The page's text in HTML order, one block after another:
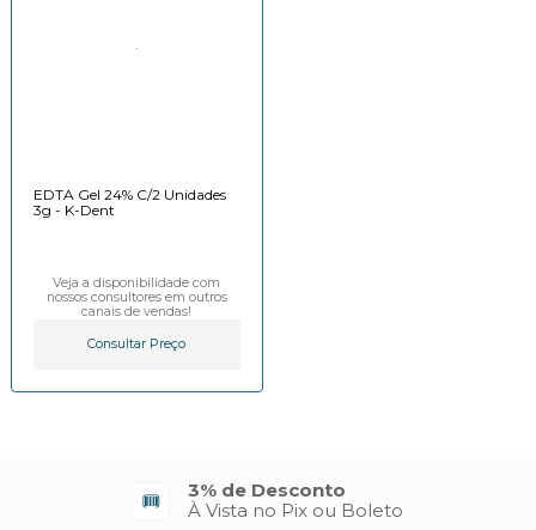
EDTA Gel 24% C/2 Unidades
3g - K-Dent
Veja a disponibilidade com
nossos consultores em outros
canais de vendas!
Consultar Preço
3% de Desconto
À Vista no Pix ou Boleto